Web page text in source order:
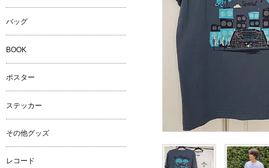
バッグ
BOOK
ポスター
ステッカー
その他グッズ
レコード